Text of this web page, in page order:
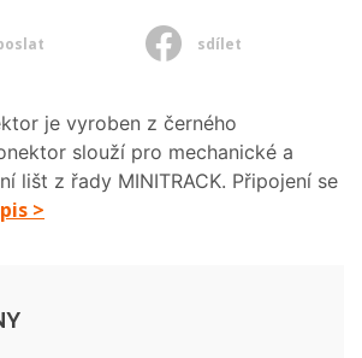
sdílet
je vyroben z černého
slouží pro mechanické a
lišt z řady MINITRACK. Připojení se
>